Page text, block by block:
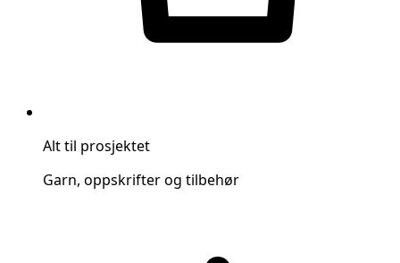
Alt til prosjektet
Garn, oppskrifter og tilbehør